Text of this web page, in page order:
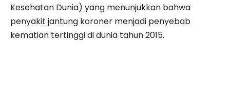
Kesehatan Dunia) yang menunjukkan bahwa
penyakit jantung koroner menjadi penyebab
kematian tertinggi di dunia tahun 2015.